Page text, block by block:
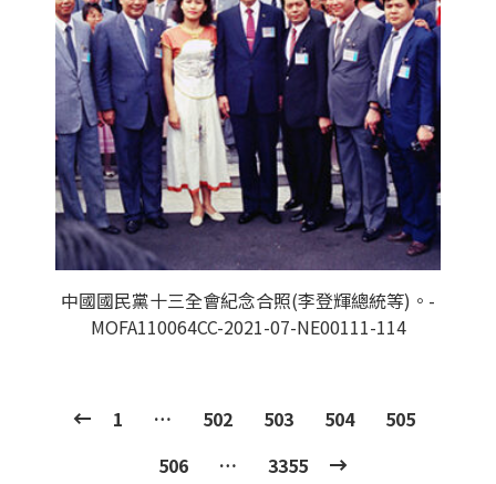
中國國民黨十三全會紀念合照(李登輝總統等)。-
MOFA110064CC-2021-07-NE00111-114
1 … 502 503 504
505
506
… 3355